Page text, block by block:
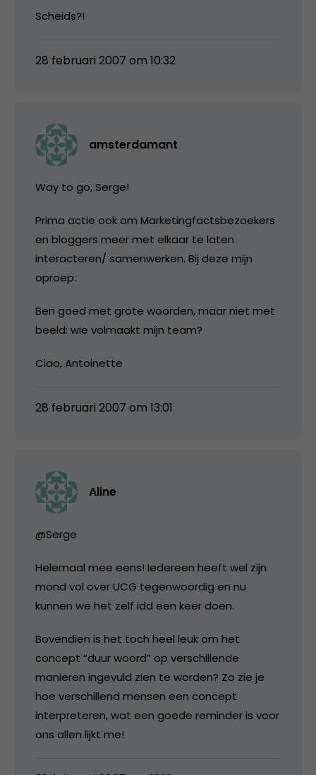
Scheids?!
28 februari 2007 om 10:32
amsterdamant
Way to go, Serge!
Prima actie ook om Marketingfactsbezoekers
en bloggers meer met elkaar te laten
interacteren/ samenwerken. Bij deze mijn
oproep:
Ben goed met grote woorden, maar niet met
beeld: wie volmaakt mijn team?
Ciao, Antoinette
28 februari 2007 om 13:01
Aline
@Serge
Helemaal mee eens! Iedereen heeft wel zijn
mond vol over UCG tegenwoordig en nu
kunnen we het zelf idd een keer doen.
Bovendien is het toch heel leuk om het
concept “duur woord” op verschillende
manieren ingevuld zien te worden? Zo zie je
hoe verschillend mensen een concept
interpreteren, wat een goede reminder is voor
ons allen lijkt me!